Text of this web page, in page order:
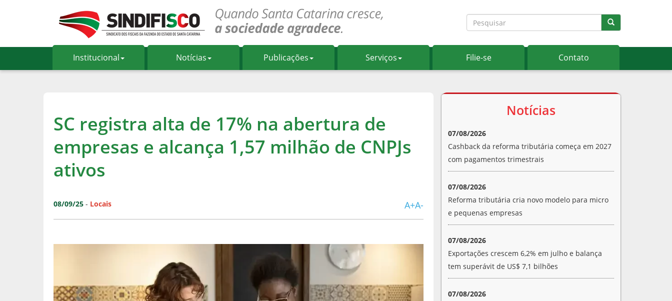
Institucional Notícias Publicações Serviços Filie-se Contato
SC registra alta de 17% na abertura de
empresas e alcança 1,57 milhão de CNPJs
ativos
08/09/25 - Locais A+A-
Notícias
07/08/2026
Cashback da reforma tributária começa em 2027
com pagamentos trimestrais
07/08/2026
Reforma tributária cria novo modelo para micro
e pequenas empresas
07/08/2026
Exportações crescem 6,2% em julho e balança
tem superávit de US$ 7,1 bilhões
07/08/2026